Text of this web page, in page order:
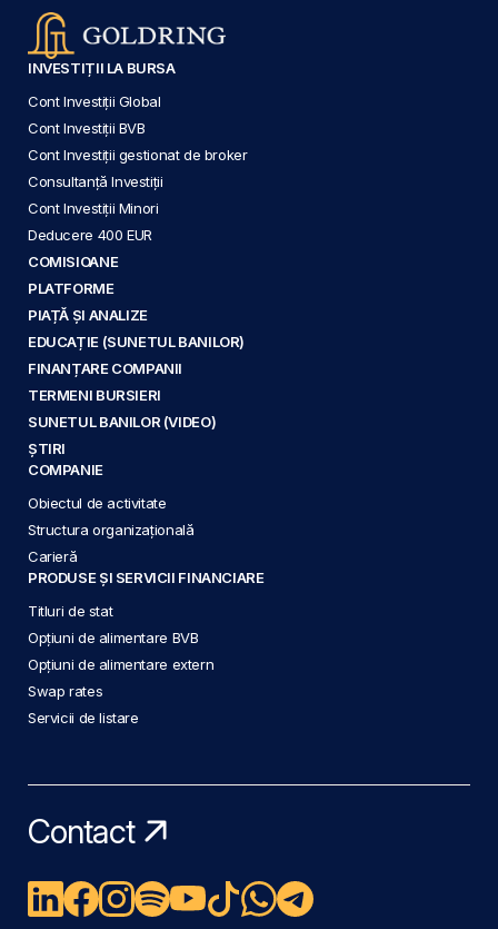
INVESTIȚII LA BURSA
Cont Investiții Global
Cont Investiții BVB
Cont Investiții gestionat de broker
Consultanță Investiții
Cont Investiții Minori
Deducere 400 EUR
COMISIOANE
PLATFORME
PIAȚĂ ȘI ANALIZE
EDUCAȚIE (SUNETUL BANILOR)
FINANȚARE COMPANII
TERMENI BURSIERI
SUNETUL BANILOR (VIDEO)
ȘTIRI
COMPANIE
Obiectul de activitate
Structura organizațională
Carieră
PRODUSE ȘI SERVICII FINANCIARE
Titluri de stat
Opțiuni de alimentare BVB
Opțiuni de alimentare extern
Swap rates
Servicii de listare
Contact